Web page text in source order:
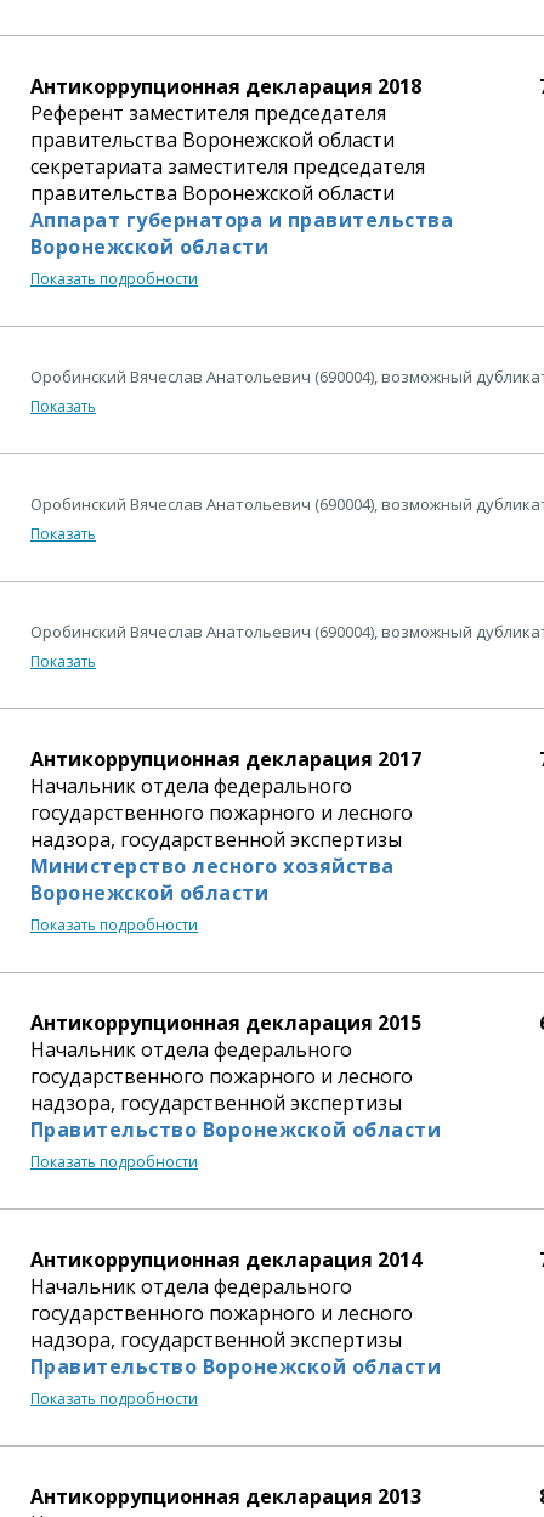
Антикоррупционная декларация 2018
Референт заместителя председателя
правительства Воронежской области
секретариата заместителя председателя
правительства Воронежской области
Аппарат губернатора и правительства
Воронежской области
Показать подробности
Оробинский Вячеслав Анатольевич (690004), возможный
Показать
Оробинский Вячеслав Анатольевич (690004), возможный
Показать
Оробинский Вячеслав Анатольевич (690004), возможный
Показать
Антикоррупционная декларация 2017
Начальник отдела федерального
государственного пожарного и лесного
надзора, государственной экспертизы
Министерство лесного хозяйства
Воронежской области
Показать подробности
Антикоррупционная декларация 2015
Начальник отдела федерального
государственного пожарного и лесного
надзора, государственной экспертизы
Правительство Воронежской области
Показать подробности
Антикоррупционная декларация 2014
Начальник отдела федерального
государственного пожарного и лесного
надзора, государственной экспертизы
Правительство Воронежской области
Показать подробности
Антикоррупционная декларация 2013